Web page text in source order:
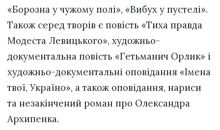
«Борозна у чужому полі», «Вибух у пустелі».
Також серед творів є повість «Тиха правда
Модеста Левицького», художньо-
документальна повість «Гетьманич Орлик» і
художньо-документальні оповідання «Імена
твої, Україно», а також оповідання, нариси
та незакінчений роман про Олександра
Архипенка.